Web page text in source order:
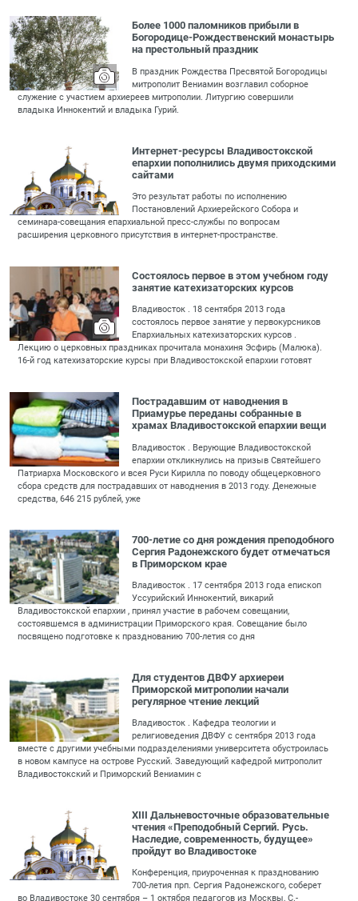
Более 1000 паломников прибыли в
Богородице-Рождественский монастырь
на престольный праздник
В праздник Рождества Пресвятой Богородицы
митрополит Вениамин возглавил соборное
служение с участием архиереев митрополии. Литургию совершили
владыка Иннокентий и владыка Гурий.
Интернет-ресурсы Владивостокской
епархии пополнились двумя приходскими
сайтами
Это результат работы по исполнению
Постановлений Архиерейского Собора и
семинара-совещания епархиальной пресс-службы по вопросам
расширения церковного присутствия в интернет-пространстве.
Состоялось первое в этом учебном году
занятие катехизаторских курсов
Владивосток . 18 сентября 2013 года
состоялось первое занятие у первокурсников
Епархиальных катехизаторских курсов .
Лекцию о церковных праздниках прочитала монахиня Эсфирь (Малюка).
16-й год катехизаторские курсы при Владивостокской епархии готовят
Пострадавшим от наводнения в
Приамурье переданы собранные в
храмах Владивостокской епархии вещи
Владивосток . Верующие Владивостокской
епархии откликнулись на призыв Святейшего
Патриарха Московского и всея Руси Кирилла по поводу общецерковного
сбора средств для пострадавших от наводнения в 2013 году. Денежные
средства, 646 215 рублей, уже
700-летие со дня рождения преподобного
Сергия Радонежского будет отмечаться
в Приморском крае
Владивосток . 17 сентября 2013 года епископ
Уссурийский Иннокентий, викарий
Владивостокской епархии , принял участие в рабочем совещании,
состоявшемся в администрации Приморского края. Совещание было
посвящено подготовке к празднованию 700-летия со дня
Для студентов ДВФУ архиереи
Приморской митрополии начали
регулярное чтение лекций
Владивосток . Кафедра теологии и
религиоведения ДВФУ с сентября 2013 года
вместе с другими учебными подразделениями университета обустроилась
в новом кампусе на острове Русский. Заведующий кафедрой митрополит
Владивостокский и Приморский Вениамин с
XIII Дальневосточные образовательные
чтения «Преподобный Сергий. Русь.
Наследие, современность, будущее»
пройдут во Владивостоке
Конференция, приуроченная к празднованию
700-летия прп. Сергия Радонежского, соберет
во Владивостоке 30 сентября – 1 октября педагогов из Москвы, С.-